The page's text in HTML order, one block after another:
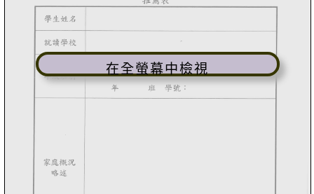
在全螢幕中檢視